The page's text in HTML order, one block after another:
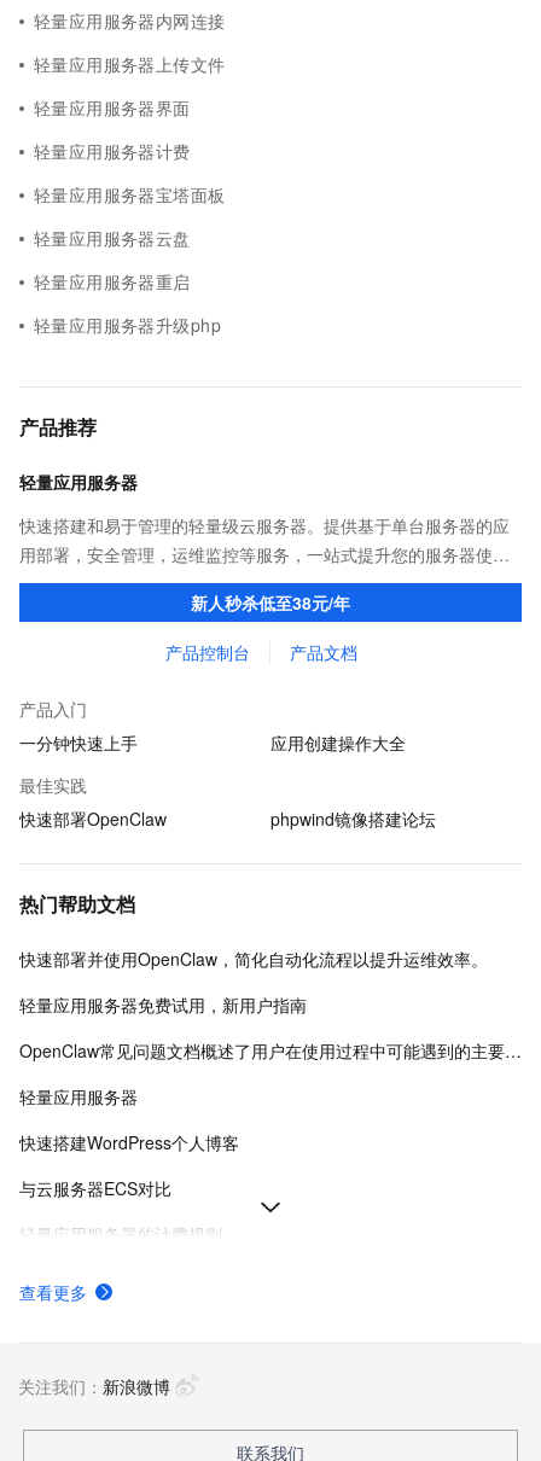
轻量应用服务器内网连接
轻量应用服务器上传文件
轻量应用服务器界面
轻量应用服务器计费
轻量应用服务器宝塔面板
轻量应用服务器云盘
轻量应用服务器重启
轻量应用服务器升级php
产品推荐
轻量应用服务器
快速搭建和易于管理的轻量级云服务器。提供基于单台服务器的应
用部署，安全管理，运维监控等服务，一站式提升您的服务器使用
体验和效率。
新人秒杀低至38元/年
产品控制台 产品文档
产品入门
一分钟快速上手
应用创建操作大全
最佳实践
快速部署OpenClaw
phpwind镜像搭建论坛
热门帮助文档
快速部署并使用OpenClaw，简化自动化流程以提升运维效率。
轻量应用服务器免费试用，新用户指南
OpenClaw常见问题文档概述了用户在使用过程中可能遇到的主要问题及其解决方案。
轻量应用服务器
快速搭建WordPress个人博客
与云服务器ECS对比
轻量应用服务器的计费规则
创建轻量应用服务器
轻量应用服务器新手指引
查看更多
关注我们： 新浪微博
联系我们